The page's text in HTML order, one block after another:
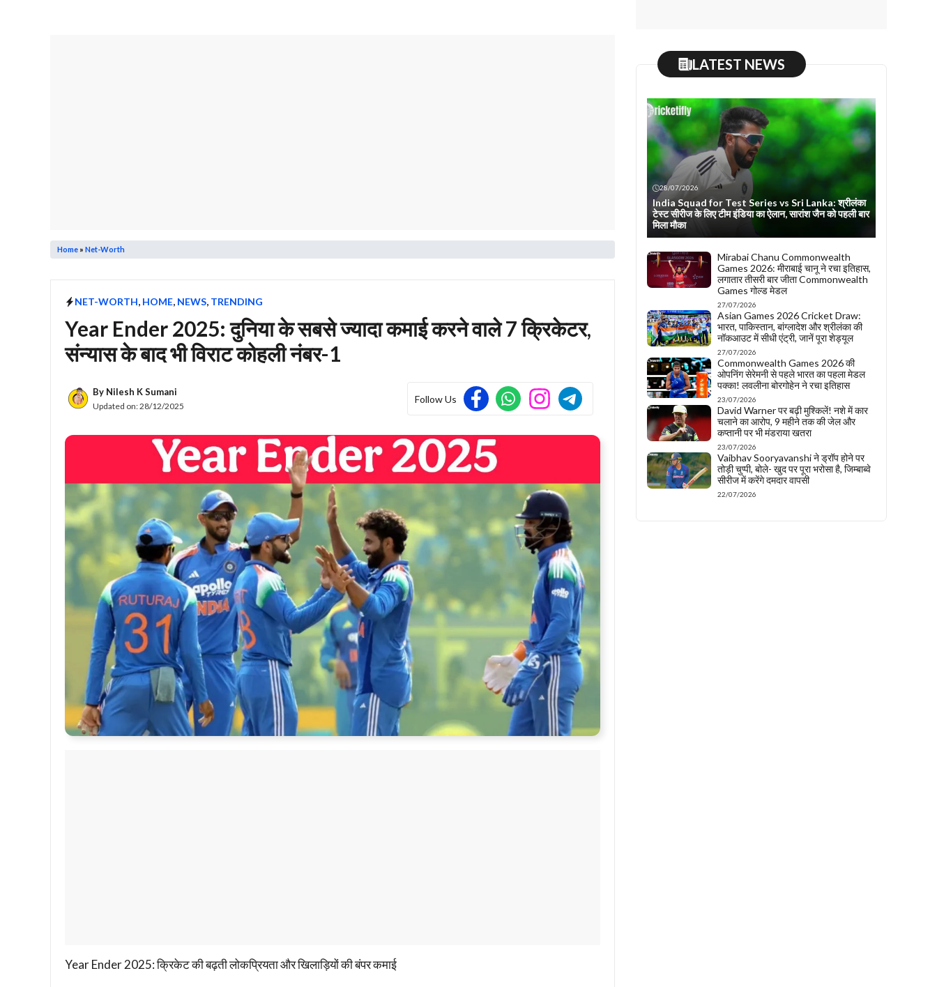
Home » Net-Worth
NET-WORTH, HOME, NEWS, TRENDING
Year Ender 2025: दुनिया के सबसे ज्यादा कमाई करने वाले 7 क्रिकेटर,
संन्यास के बाद भी विराट कोहली नंबर-1
By Nilesh K Sumani
Updated on:28/12/2025
Follow Us
Year Ender 2025: क्रिकेट की बढ़ती लोकप्रियता और खिलाड़ियों की बंपर कमाई
LATEST NEWS
28/07/2026
India Squad for Test Series vs Sri Lanka: श्रीलंका
टेस्ट सीरीज के लिए टीम इंडिया का ऐलान, सारांश जैन को पहली बार
मिला मौका
Mirabai Chanu Commonwealth
Games 2026: मीराबाई चानू ने रचा इतिहास,
लगातार तीसरी बार जीता Commonwealth
Games गोल्ड मेडल
27/07/2026
Asian Games 2026 Cricket Draw:
भारत, पाकिस्तान, बांग्लादेश और श्रीलंका की
नॉकआउट में सीधी एंट्री, जानें पूरा शेड्यूल
27/07/2026
Commonwealth Games 2026 की
ओपनिंग सेरेमनी से पहले भारत का पहला मेडल
पक्का! लवलीना बोरगोहेन ने रचा इतिहास
23/07/2026
David Warner पर बढ़ी मुश्किलें! नशे में कार
चलाने का आरोप, 9 महीने तक की जेल और
कप्तानी पर भी मंडराया खतरा
23/07/2026
Vaibhav Sooryavanshi ने ड्रॉप होने पर
तोड़ी चुप्पी, बोले- खुद पर पूरा भरोसा है, जिम्बाब्वे
सीरीज में करेंगे दमदार वापसी
22/07/2026